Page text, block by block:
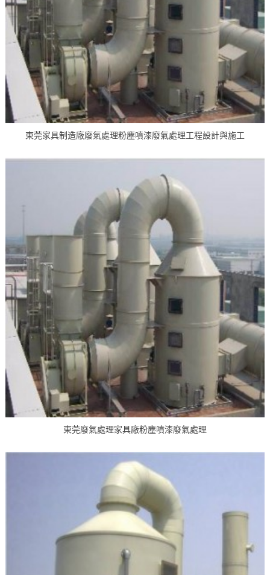
東莞家具制造廠廢氣處理粉塵噴漆廢氣處理工程設計與施工
東莞廢氣處理家具廠粉塵噴漆廢氣處理